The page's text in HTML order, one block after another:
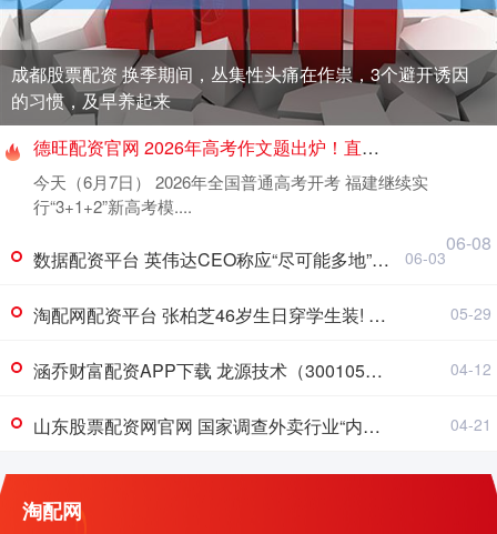
成都股票配资 换季期间，丛集性头痛在作祟，3个避开诱因
的习惯，及早养起来
德旺配资官网 2026年高考作文题出炉！直击厦门思明送考现场！转发送祝福！
今天（6月7日） 2026年全国普通高考开考 福建继续实
行“3+1+2”新高考模....
06-08
数据配资平台 英伟达CEO称应“尽可能多地”给员工发薪水 06-03
淘配网配资平台 张柏芝46岁生日穿学生装! 再现《喜剧之王》柳飘飘! 豪送粉丝机票和迪士尼门票 05-29
涵乔财富配资APP下载 龙源技术（300105）2025年年报简析：净利润同比下降154.64%，三费占比上升明显 04-12
山东股票配资网官网 国家调查外卖行业“内卷式”竞争 淘宝闪购、美团回应 04-21
淘配网